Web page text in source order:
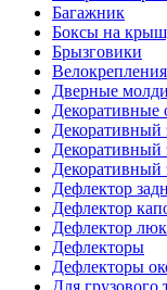
Багажник
Боксы на
Брызговики
Велокрепления
Дверные
Декоративные
Декоративный
Декоративный
Декоративный
Дефлектор
Дефлектор
Дефлектор
Дефлекторы
Дефлекторы
Для грузового